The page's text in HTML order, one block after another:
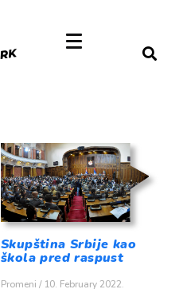
Skupština Srbije kao
škola pred raspust
Promeni 10. February 2022.